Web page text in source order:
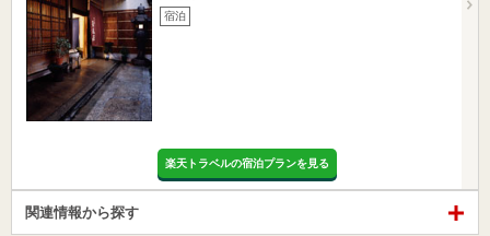
宿泊
楽天トラベルの宿泊プランを見る
関連情報から探す